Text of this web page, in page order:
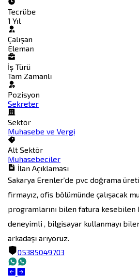
Tecrübe
1 Yıl
Çalışan
Eleman
İş Türü
Tam Zamanlı
Pozisyon
Sekreter
Sektör
Muhasebe ve Vergi
Alt Sektör
Muhasebeciler
İlan Açıklaması
Sakarya Erenler'de pvc doğrama
firmayız, ofis bölümünde çalışacak
programlarını bilen fatura
deneyimli , bilgisayar kullanmayı
arkadaşı arıyoruz.
05385049703